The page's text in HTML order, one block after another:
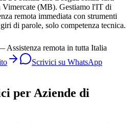
Vimercate (MB). Gestiamo l'IT di
remota immediata con strumenti
di parole, solo competenza tecnica.
Assistenza remota in tutta Italia
Scrivici su WhatsApp
per Aziende di